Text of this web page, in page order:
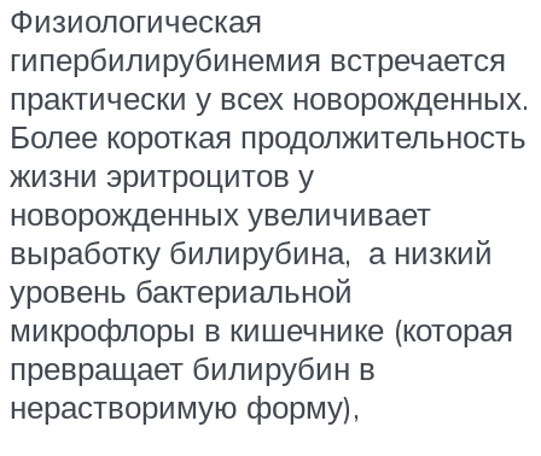
Физиологическая
гипербилирубинемия встречается
практически у всех новорожденных.
Более короткая продолжительность
жизни эритроцитов у
новорожденных увеличивает
выработку билирубина, а низкий
уровень бактериальной
микрофлоры в кишечнике (которая
превращает билирубин в
нерастворимую форму),